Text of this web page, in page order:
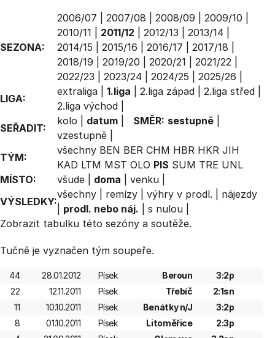
SEZONA:
2006/07 2007/08 2008/09 2009/10
2010/11
2011/12 2012/13 2013/14
2014/15
2015/16 2016/17 2017/18
2018/19
2019/20 2020/21 2021/22
2022/23
2023/24 2024/25 2025/26
LIGA:
extraliga 1.liga 2.liga západ 2.liga střed
2.liga východ
SEŘADIT:
kolo datum SMĚR: sestupně
vzestupně
TÝM:
všechny BEN BER CHM HBR HKR JIH
KAD LTM MST OLO PIS SUM TRE UNL
MÍSTO:
všude doma venku
VÝSLEDKY:
všechny remízy výhry v prodl.
nájezdy
prodl. nebo náj. s nulou
Zobrazit tabulku této sezóny a soutěže.
Tučně je vyznačen tým soupeře.
44 28.01.2012 Písek Beroun
3:2p
22
12.11.2011 Písek Třebíč
2:1sn
11
10.10.2011 Písek Benátky n/J
3:2p
8
01.10.2011 Písek Litoměřice
2:3p